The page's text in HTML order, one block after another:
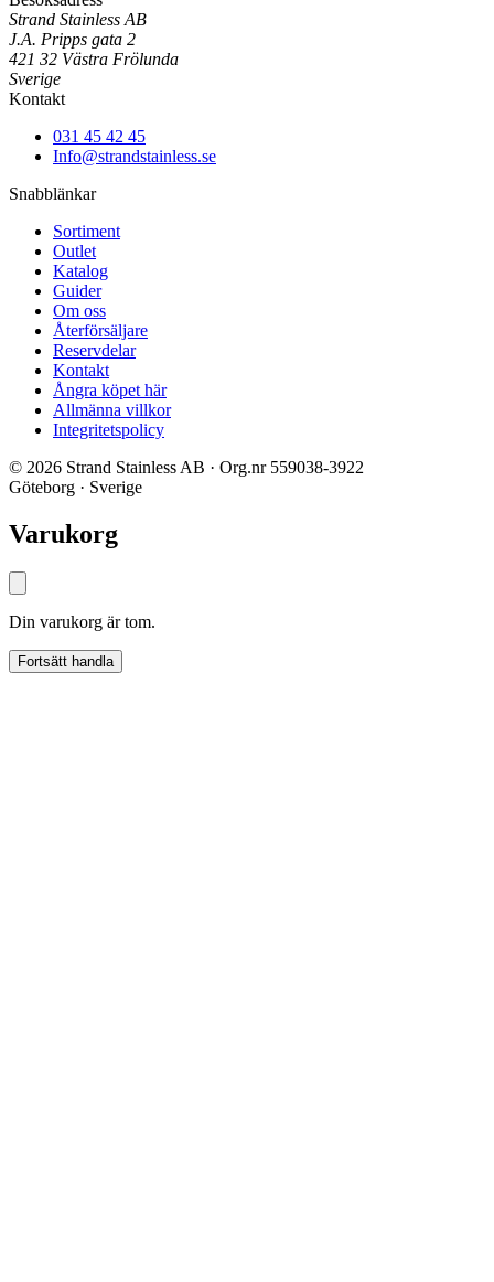
Strand Stainless AB
J.A. Pripps gata 2
421 32 Västra Frölunda
Sverige
Kontakt
031 45 42 45
Info@strandstainless.se
Snabblänkar
Sortiment
Outlet
Katalog
Guider
Om oss
Återförsäljare
Reservdelar
Kontakt
Ångra köpet här
Allmänna villkor
Integritetspolicy
© 2026 Strand Stainless AB · Org.nr 559038-3922
Göteborg · Sverige
Varukorg
Din varukorg är tom.
Fortsätt handla